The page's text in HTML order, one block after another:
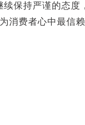
保持严谨的态度
消费者心中最信